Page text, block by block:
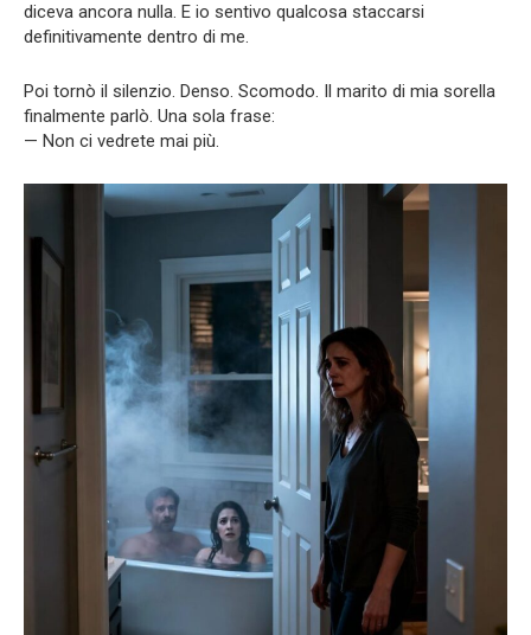
diceva ancora nulla. E io sentivo qualcosa staccarsi
definitivamente dentro di me.
Poi tornò il silenzio. Denso. Scomodo. Il marito di mia sorella
finalmente parlò. Una sola frase:
— Non ci vedrete mai più.